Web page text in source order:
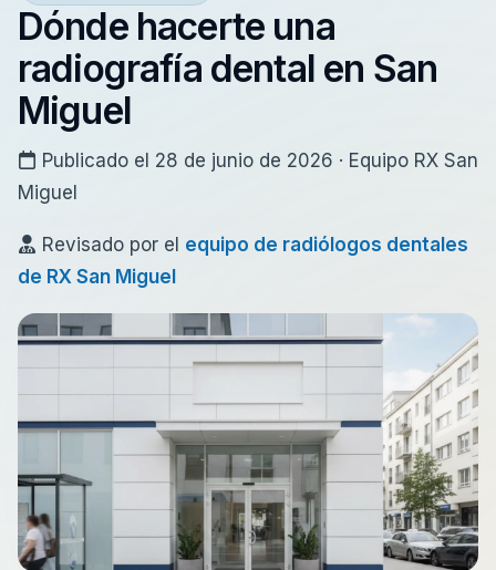
Dónde hacerte una
radiografía dental en San
Miguel
Publicado el 28 de junio de 2026 · Equipo RX San
Miguel
Revisado por el equipo de radiólogos dentales
de RX San Miguel